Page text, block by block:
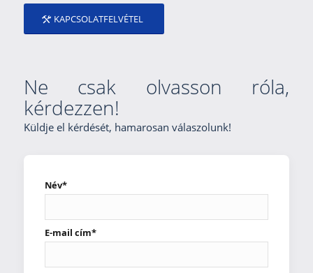
KAPCSOLATFELVÉTEL
Ne csak olvasson róla,
kérdezzen!
Küldje el kérdését, hamarosan válaszolunk!
Név*
E-mail cím*